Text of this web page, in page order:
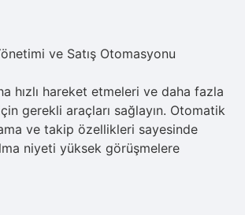
ve Satış Otomasyonu
hızlı hareket etmeleri ve daha fazla
gerekli araçları sağlayın. Otomatik
ve takip özellikleri sayesinde
niyeti yüksek görüşmelere